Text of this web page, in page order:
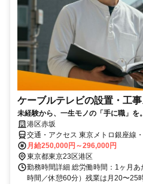
ケーブルテレビの設置・工
未経験から、一生モノの「手に職」を。
港区赤坂
交通・アクセス 東京メトロ銀座線
口から徒歩5分 東京メトロ南北線・
出口から徒歩5分 東京メトロ千代田
月給250,000円～296,000円
東京都東京23区港区
勤務時間詳細 総労働時間：1ヶ月
時間／休憩60分）残業は月20〜25